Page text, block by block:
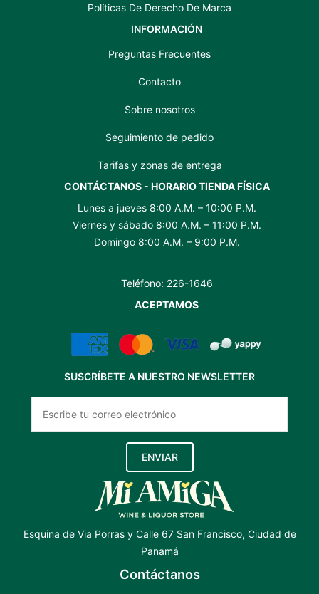
Políticas De Derecho De Marca
INFORMACIÓN
Preguntas Frecuentes
Contacto
Sobre nosotros
Seguimiento de pedido
Tarifas y zonas de entrega
CONTÁCTANOS - HORARIO TIENDA FÍSICA
Lunes a jueves 8:00 A.M. – 10:00 P.M.
Viernes y sábado 8:00 A.M. – 11:00 P.M.
Domingo 8:00 A.M. – 9:00 P.M.
Teléfono: 226-1646
ACEPTAMOS
SUSCRÍBETE A NUESTRO NEWSLETTER
ENVIAR
Esquina de Via Porras y Calle 67 San Francisco, Ciudad de
Panamá
Contáctanos